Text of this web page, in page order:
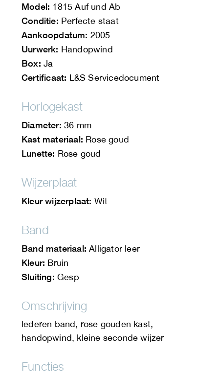
Model: 1815 Auf und Ab
Conditie: Perfecte staat
Aankoopdatum: 2005
Uurwerk: Handopwind
Box: Ja
Certificaat: L&S Servicedocument
Horlogekast
Diameter: 36 mm
Kast materiaal: Rose goud
Lunette: Rose goud
Wijzerplaat
Kleur wijzerplaat: Wit
Band
Band materiaal: Alligator leer
Kleur: Bruin
Sluiting: Gesp
Omschrijving
lederen band, rose gouden kast,
handopwind, kleine seconde wijzer
Functies